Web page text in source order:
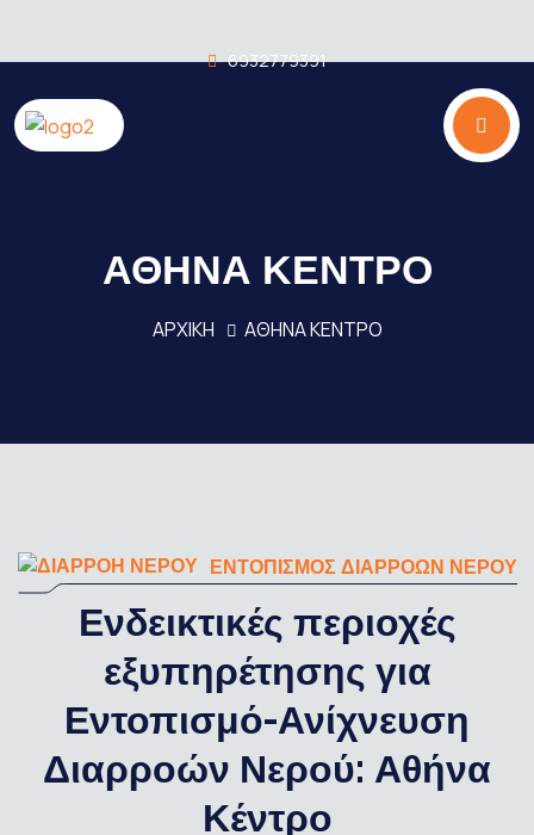
6932779391
ΑΘΗΝΑ ΚΕΝΤΡΟ
ΑΡΧΙΚΗ ΑΘΗΝΑ ΚΕΝΤΡΟ
ΕΝΤΟΠΙΣΜΟΣ ΔΙΑΡΡΟΩΝ ΝΕΡΟΥ
Ενδεικτικές περιοχές
εξυπηρέτησης για
Εντοπισμό-Ανίχνευση
Διαρροών Νερού: Αθήνα
Κέντρο